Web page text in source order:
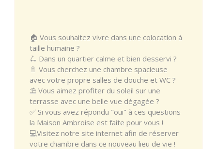
🏠 Vous souhaitez vivre dans une colocation à
taille humaine ?
🛴 Dans un quartier calme et bien desservi ?
🚿 Vous cherchez une chambre spacieuse
avec votre propre salles de douche et WC ?
⛱ Vous aimez profiter du soleil sur une
terrasse avec une belle vue dégagée ?
✅ Si vous avez répondu "oui" à ces questions
la Maison Ambroise est faite pour vous !
💻Visitez notre site internet afin de réserver
votre chambre dans ce nouveau lieu de vie !